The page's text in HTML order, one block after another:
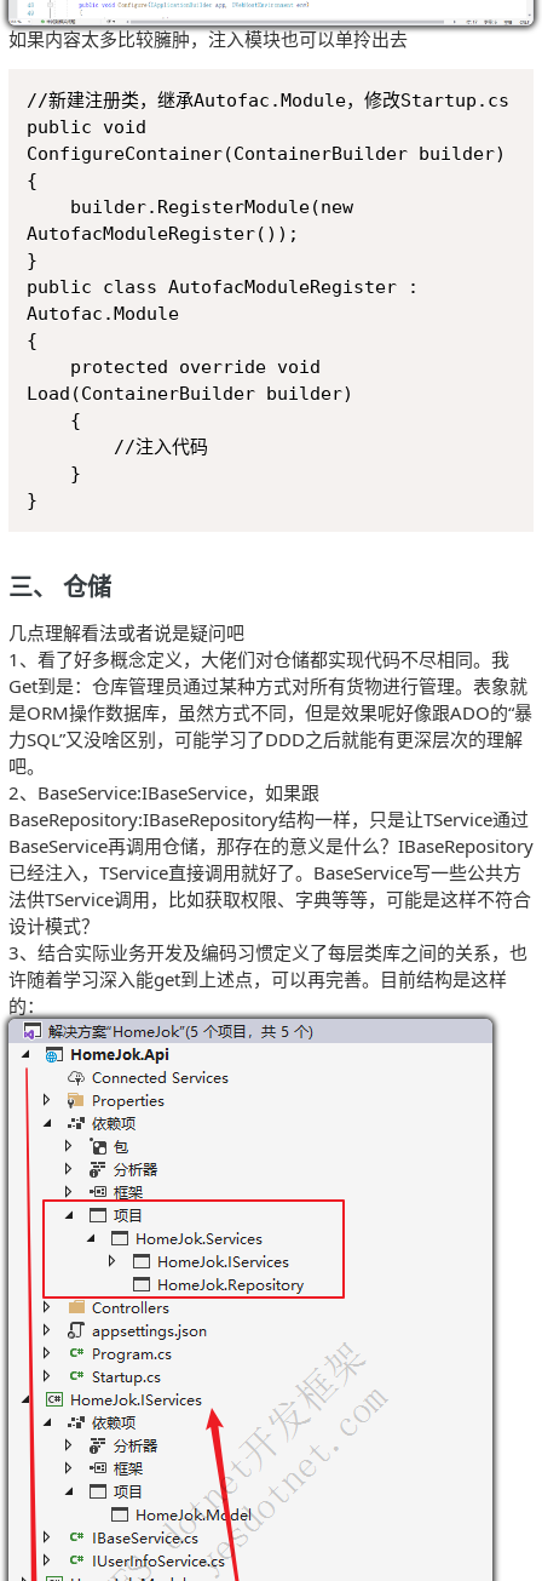
如果内容太多比较臃肿，注入模块也可以单拎出去
//新建注册类，继承Autofac.Module，修改Startup.cs
public void
ConfigureContainer(ContainerBuilder builder)
{
AutofacModuleRegister());
}
public class AutofacModuleRegister :
Autofac.Module
{
Load(ContainerBuilder builder)
三、 仓储
几点理解看法或者说是疑问吧
1、看了好多概念定义，大佬们对仓储都实现代码不尽相同。我
Get到是：仓库管理员通过某种方式对所有货物进行管理。表象就
是ORM操作数据库，虽然方式不同，但是效果呢好像跟ADO的“暴
力SQL”又没啥区别，可能学习了DDD之后就能有更深层次的理解
吧。
2、BaseService:IBaseService，如果跟
BaseRepository:IBaseRepository结构一样，只是让TService通过
BaseService再调用仓储，那存在的意义是什么？IBaseRepository
已经注入，TService直接调用就好了。BaseService写一些公共方
法供TService调用，比如获取权限、字典等等，可能是这样不符合
设计模式？
3、结合实际业务开发及编码习惯定义了每层类库之间的关系，也
许随着学习深入能get到上述点，可以再完善。目前结构是这样
的：